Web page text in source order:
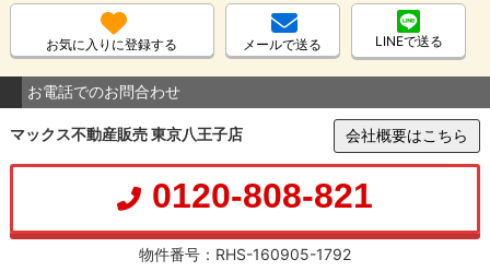
お気に入りに登録する メールで送る LINEで送る
お電話でのお問合わせ
マックス不動産販売 東京八王子店 会社概要はこちら
0120-808-821
物件番号：RHS-160905-1792